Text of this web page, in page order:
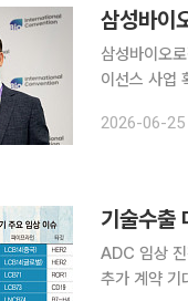
삼성바이
삼성바이오
이선스 사업
2026-06-25
기술수출
ADC 임상
추가 계약 기대 그동안 항체약물접합체(ADC) 분야에서 굵직한 기술수출 성과를 올렸던